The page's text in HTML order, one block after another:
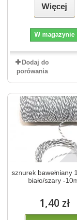
Więcej
W magazynie
Dodaj do
porówania
sznurek bawełniany
biało/szary -
1,40 zł